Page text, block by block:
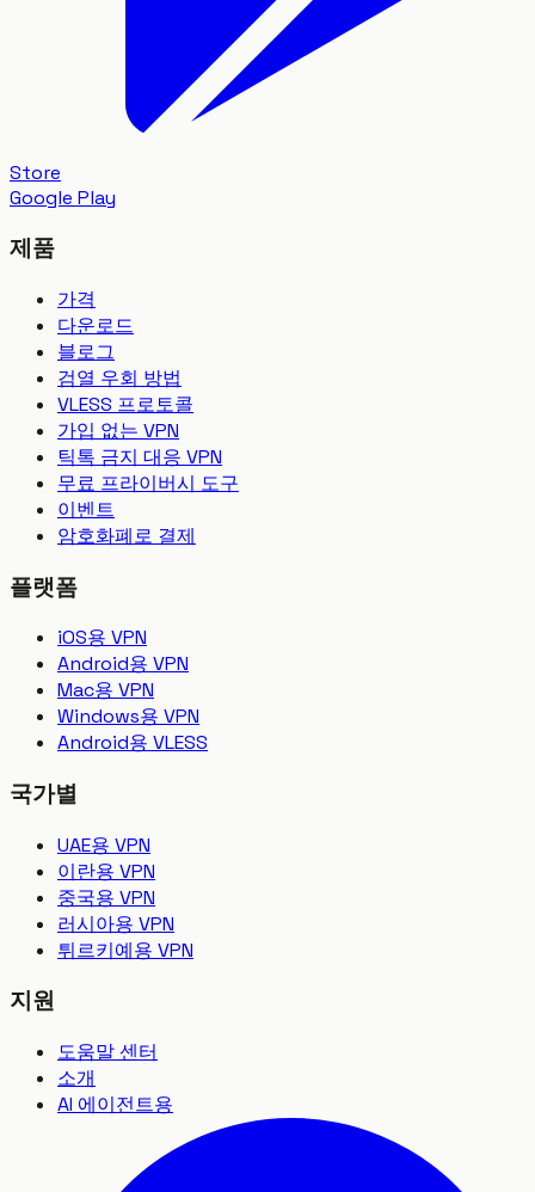
Store
Google Play
제품
가격
다운로드
블로그
검열 우회 방법
VLESS 프로토콜
가입 없는 VPN
틱톡 금지 대응 VPN
무료 프라이버시 도구
이벤트
암호화폐로 결제
플랫폼
iOS용 VPN
Android용 VPN
Mac용 VPN
Windows용 VPN
Android용 VLESS
국가별
UAE용 VPN
이란용 VPN
중국용 VPN
러시아용 VPN
튀르키예용 VPN
지원
도움말 센터
소개
AI 에이전트용